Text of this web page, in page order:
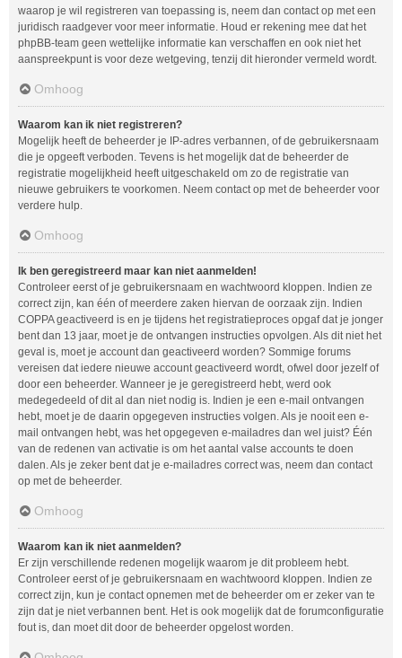
waarop je wil registreren van toepassing is, neem dan contact op met een
juridisch raadgever voor meer informatie. Houd er rekening mee dat het
phpBB-team geen wettelijke informatie kan verschaffen en ook niet het
aanspreekpunt is voor deze wetgeving, tenzij dit hieronder vermeld wordt.
Omhoog
Waarom kan ik niet registreren?
Mogelijk heeft de beheerder je IP-adres verbannen, of de gebruikersnaam
die je opgeeft verboden. Tevens is het mogelijk dat de beheerder de
registratie mogelijkheid heeft uitgeschakeld om zo de registratie van
nieuwe gebruikers te voorkomen. Neem contact op met de beheerder voor
verdere hulp.
Omhoog
Ik ben geregistreerd maar kan niet aanmelden!
Controleer eerst of je gebruikersnaam en wachtwoord kloppen. Indien ze
correct zijn, kan één of meerdere zaken hiervan de oorzaak zijn. Indien
COPPA geactiveerd is en je tijdens het registratieproces opgaf dat je jonger
bent dan 13 jaar, moet je de ontvangen instructies opvolgen. Als dit niet het
geval is, moet je account dan geactiveerd worden? Sommige forums
vereisen dat iedere nieuwe account geactiveerd wordt, ofwel door jezelf of
door een beheerder. Wanneer je je geregistreerd hebt, werd ook
medegedeeld of dit al dan niet nodig is. Indien je een e-mail ontvangen
hebt, moet je de daarin opgegeven instructies volgen. Als je nooit een e-
mail ontvangen hebt, was het opgegeven e-mailadres dan wel juist? Één
van de redenen van activatie is om het aantal valse accounts te doen
dalen. Als je zeker bent dat je e-mailadres correct was, neem dan contact
op met de beheerder.
Omhoog
Waarom kan ik niet aanmelden?
Er zijn verschillende redenen mogelijk waarom je dit probleem hebt.
Controleer eerst of je gebruikersnaam en wachtwoord kloppen. Indien ze
correct zijn, kun je contact opnemen met de beheerder om er zeker van te
zijn dat je niet verbannen bent. Het is ook mogelijk dat de forumconfiguratie
fout is, dan moet dit door de beheerder opgelost worden.